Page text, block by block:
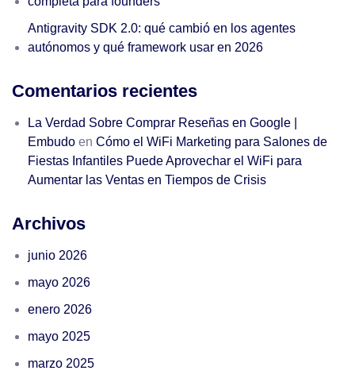
Antigravity SDK 2.0: qué cambió en los agentes
autónomos y qué framework usar en 2026
Comentarios recientes
La Verdad Sobre Comprar Reseñas en Google |
Embudo en Cómo el WiFi Marketing para Salones de
Fiestas Infantiles Puede Aprovechar el WiFi para
Aumentar las Ventas en Tiempos de Crisis
Archivos
junio 2026
mayo 2026
enero 2026
mayo 2025
marzo 2025